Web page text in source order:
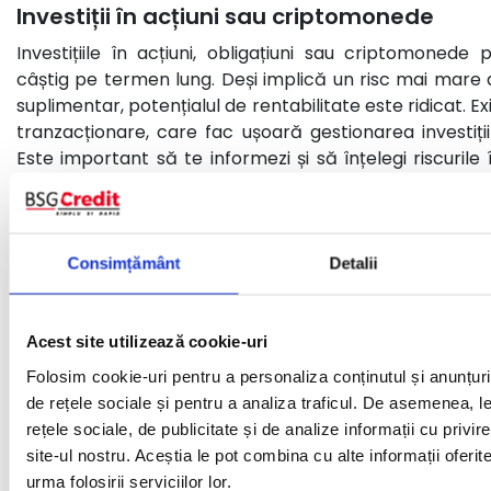
Consimțământ Detalii
Acest site utilizează cookie-uri
Folosim cookie-uri pentru a personaliza conținutul și
de rețele sociale și pentru a analiza traficul. De asemenea,
rețele sociale, de publicitate și de analize informații cu
site-ul nostru. Aceștia le pot combina cu alte informații
urma folosirii serviciilor lor.
Investiții în acțiuni sau criptomonede
Investițiile în acțiuni, obligațiuni sau
câștig pe termen lung. Deși implică un risc mai
suplimentar, potențialul de rentabilitate este ridicat.
tranzacționare, care fac ușoară gestionarea
Este important să te informezi și să înțelegi riscurile
strategie bine pusă la punct, aceste investiții pot
Dacă ai un imobil pe care nu îl foloseşti sau o
termen lung sau prin intermediul platformelor
în zone turistice sau în apropierea centrelor
excelentă de venit pasiv, dar necesită gestionarea
locuinței într-o stare bună.
Cursuri și tutoriale online